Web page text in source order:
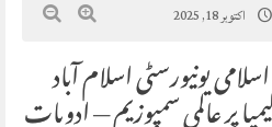
اکتوبر 18, 2025
یونیورسٹی اسلام آباد